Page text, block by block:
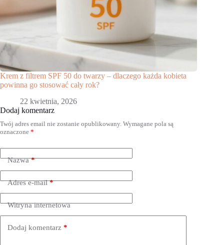
Krem z filtrem SPF 50 do twarzy – dlaczego każda kobieta
powinna go stosować cały rok?
22 kwietnia, 2026
Dodaj komentarz
Twój adres email nie zostanie opublikowany. Wymagane pola są
oznaczone *
Nazwa*
Adres e-mail*
Witryna internetowa
Dodaj komentarz *